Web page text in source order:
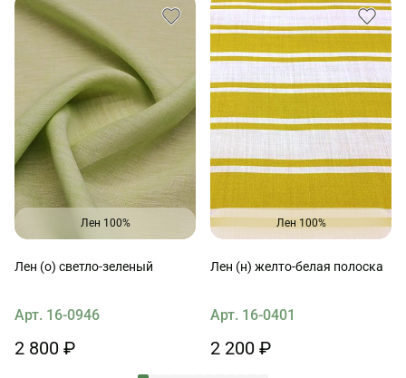
Лен 100%
Лен (о) светло-зеленый
Арт. 16-0946
2 800 ₽
Лен 100%
Лен (н) желто-белая полоска
Арт. 16-0401
2 200 ₽